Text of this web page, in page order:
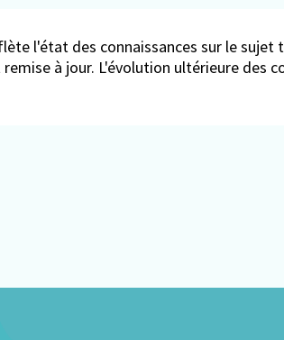
l'état des connaissances sur le sujet
à jour. L'évolution ultérieure des